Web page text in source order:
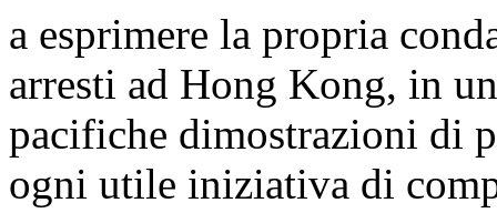
a esprimere la propria
arresti ad Hong Kong, in
pacifiche dimostrazioni di
ogni utile iniziativa di